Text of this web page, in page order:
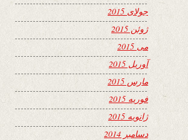
جولای 2015
ژوئن 2015
می 2015
آوریل 2015
مارس 2015
فوریه 2015
ژانویه 2015
دسامبر 2014